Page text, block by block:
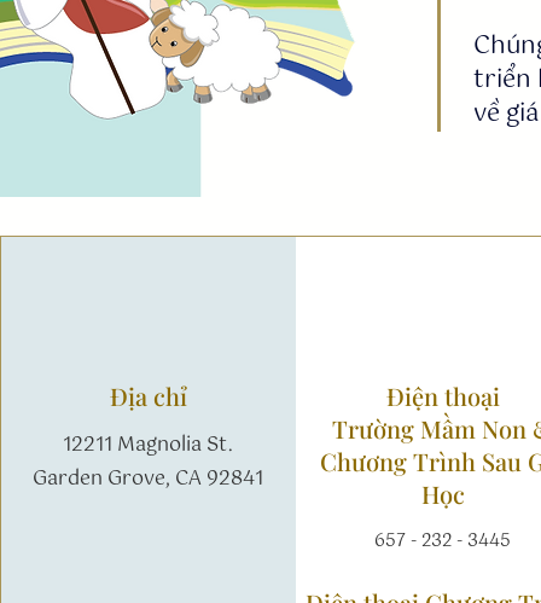
triển
về
Địa chỉ
12211 Magnolia St.
Garden Grove, CA 92841
Điện thoại
Trường Mầm Non
Chương Trình Sau
Học
657 - 232 - 3445